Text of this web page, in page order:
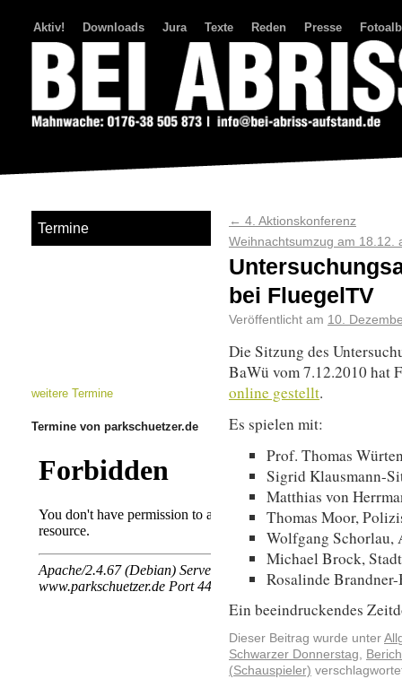
Aktiv! Downloads Jura Texte Reden Presse
← 4. Aktionskonferenz
Weihnachtsumzug am 18.12.
bei FluegelTV
Veröffentlicht am 10.
Die Sitzung des
BaWü vom 7.12.2010 hat
online gestellt.
Es spielen mit:
Prof. Thomas
Sigrid Klausmann-
Matthias von
Thomas Moor,
Wolfgang Schorlau,
Michael Brock,
Rosalinde
Ein beeindruckendes
Dieser Beitrag wurde unter
Schwarzer Donnerstag,
(Schauspieler)
Termine
weitere Termine
Termine von parkschuetzer.de